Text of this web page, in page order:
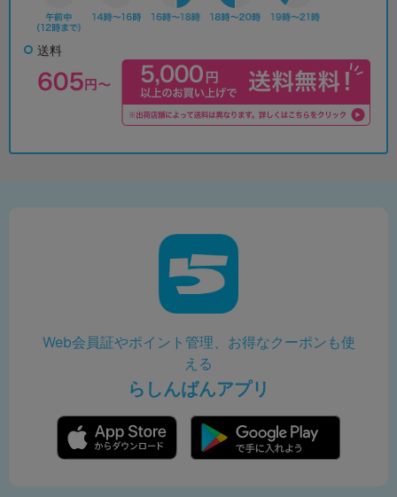
送料
Web会員証やポイント管理、お得なクーポンも使
える
らしんばんアプリ